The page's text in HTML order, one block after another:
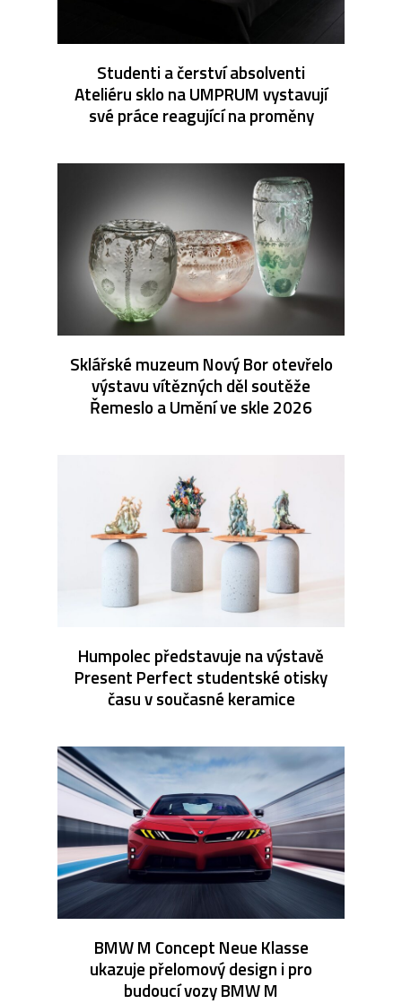
Studenti a čerství absolventi
Ateliéru sklo na UMPRUM vystavují
své práce reagující na proměny
Sklářské muzeum Nový Bor otevřelo
výstavu vítězných děl soutěže
Řemeslo a Umění ve skle 2026
Humpolec představuje na výstavě
Present Perfect studentské otisky
času v současné keramice
BMW M Concept Neue Klasse
ukazuje přelomový design i pro
budoucí vozy BMW M